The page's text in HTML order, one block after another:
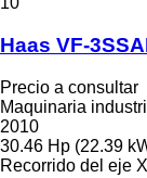
Haas VF-
Precio a consultar
Maquinaria
2010
30.46 Hp (22.39
Recorrido del eje X